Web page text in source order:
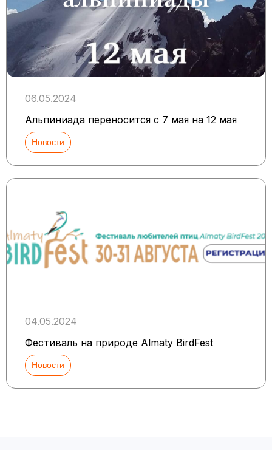
06.05.2024
Альпиниада переносится с 7 мая на 12 мая
Новости
04.05.2024
Фестиваль на природе Almaty BirdFest
Новости